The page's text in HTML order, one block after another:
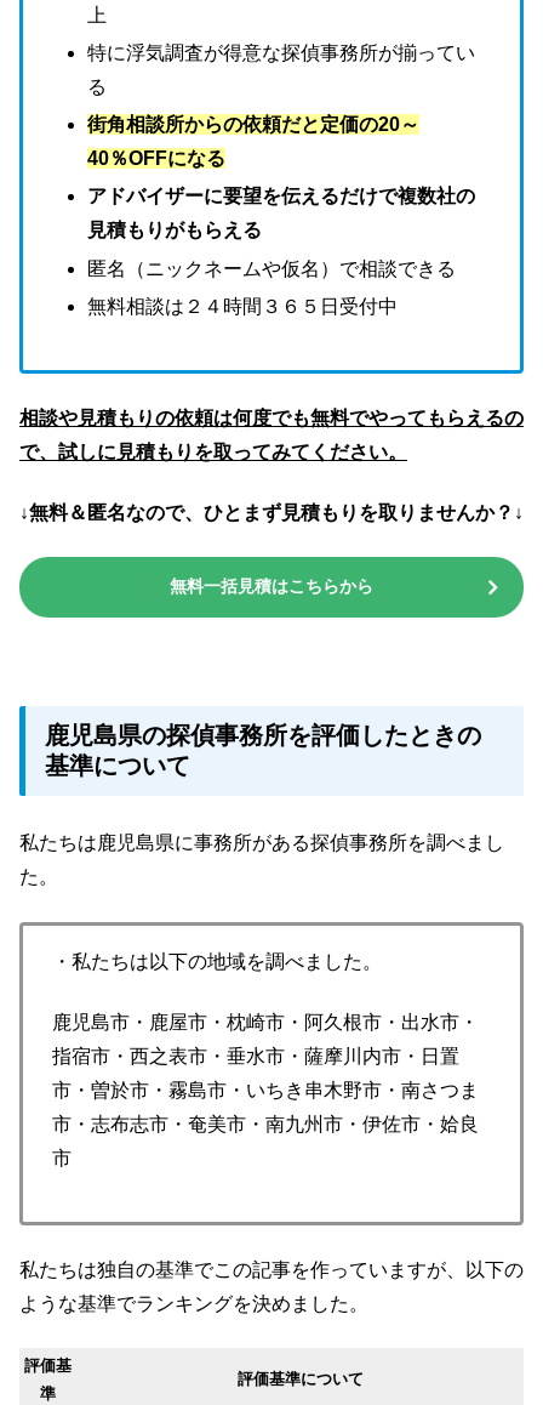
上
特に浮気調査が得意な探偵事務所が揃ってい
る
街角相談所からの依頼だと定価の20～
40％OFFになる
アドバイザーに要望を伝えるだけで複数社の
見積もりがもらえる
匿名（ニックネームや仮名）で相談できる
無料相談は２４時間３６５日受付中
相談や見積もりの依頼は何度でも無料でやってもらえるの
で、試しに見積もりを取ってみてください。
↓無料＆匿名なので、ひとまず見積もりを取りませんか？↓
無料一括見積はこちらから
鹿児島県の探偵事務所を評価したときの
基準について
私たちは鹿児島県に事務所がある探偵事務所を調べまし
た。
・私たちは以下の地域を調べました。
鹿児島市・鹿屋市・枕崎市・阿久根市・出水市・
指宿市・西之表市・垂水市・薩摩川内市・日置
市・曽於市・霧島市・いちき串木野市・南さつま
市・志布志市・奄美市・南九州市・伊佐市・姶良
市
私たちは独自の基準でこの記事を作っていますが、以下の
ような基準でランキングを決めました。
評価基
準
評価基準について